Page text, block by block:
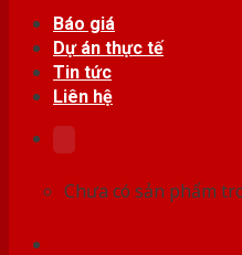
Báo giá
Dự án thực tế
Tin tức
Liên hệ
Chưa có sản phẩm